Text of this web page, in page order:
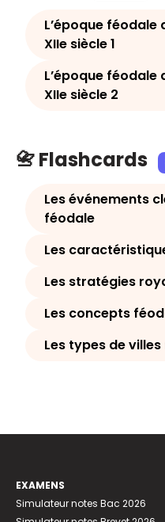
L’époque féodale
XIIe siècle 1
L’époque féodale
XIIe siècle 2
📇 Flashcards
Les événements
féodale
Les
Les stratégies
Les concepts
Les types de
EXAMENS
Simulateur notes Bac 2026